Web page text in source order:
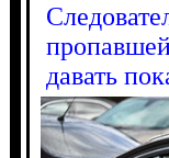
давать